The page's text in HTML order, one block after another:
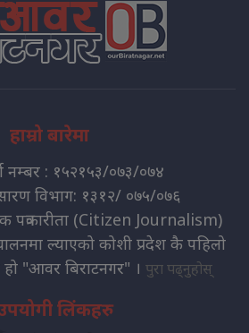
हाम्रो बारेमा
नम्बर : १५२१५३/०७३/०७४
विभाग: १३१२/ ०७५/०७६
पत्रकारीता (Citizen Journalism)
ल्याएको कोशी प्रदेश कै पहिलो
"आवर बिराटनगर" । पुरा पढ्नुहोस्
लिंकहरु